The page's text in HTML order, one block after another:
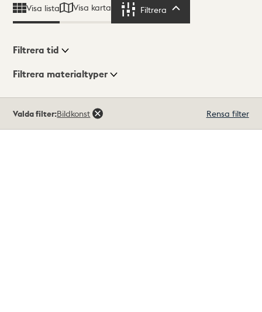
Visa lista Visa karta Filtrera
Visningsläge
Filtrera tid
Filtrera materialtyper
träffar
Valda filter:Bildkonst Rensa filter